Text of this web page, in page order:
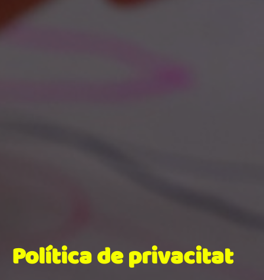
Política de privacitat